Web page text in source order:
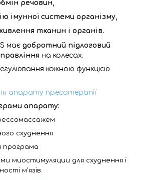
речовин,
імунної системи організму,
тканин і органів.
має добротний підлоговий
на колесах.
кожною функцією
апарату:
схуднення
програма
миостимуляции для схуднення і
м'язів.